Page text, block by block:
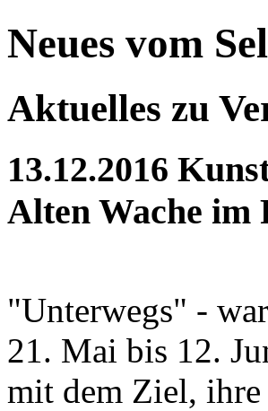
Neues vom
Aktuelles zu
13.12.2016
Alten Wache im
"Unterwegs" -
21. Mai bis 12.
mit dem Ziel,